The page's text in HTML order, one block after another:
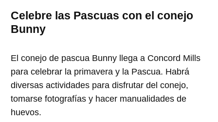
Celebre las Pascuas con el conejo
Bunny
El conejo de pascua Bunny llega a Concord Mills
para celebrar la primavera y la Pascua. Habrá
diversas actividades para disfrutar del conejo,
tomarse fotografías y hacer manualidades de
huevos.